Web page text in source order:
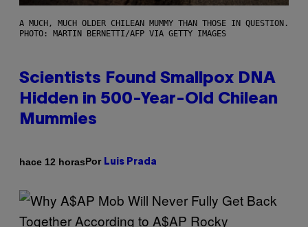
A MUCH, MUCH OLDER CHILEAN MUMMY THAN THOSE IN QUESTION.
PHOTO: MARTIN BERNETTI/AFP VIA GETTY IMAGES
Scientists Found Smallpox DNA
Hidden in 500-Year-Old Chilean
Mummies
hace 12 horasPor Luis Prada